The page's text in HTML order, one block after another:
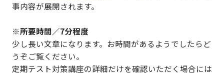
事内容が展開されます。
※所要時間／7分程度
少し長い文章になります。お時間があるようでしたらど
うぞご覧ください。
定期テスト対策講座の詳細だけを確認いただく場合には